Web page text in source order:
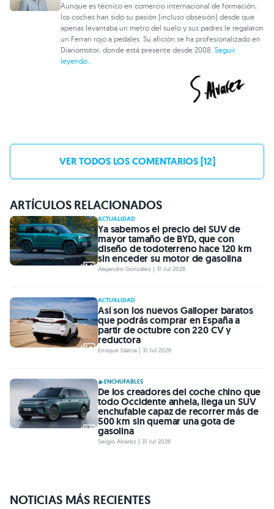
Aunque es técnico en comercio internacional de formación,
los coches han sido su pasión (incluso obsesión) desde que
apenas levantaba un metro del suelo y sus padres le regalaron
un Ferrari rojo a pedales. Su afición se ha profesionalizado en
Diariomotor, donde está presente desde 2008.Seguir
leyendo...
VER TODOS LOS COMENTARIOS [12]
ARTÍCULOS RELACIONADOS
ACTUALIDAD
Ya sabemos el precio del SUV de
mayor tamaño de BYD, que con
diseño de todoterreno hace 120 km
sin enceder su motor de gasolina
Alejandro González | 31 Jul 2026
ACTUALIDAD
Así son los nuevos Galloper baratos
que podrás comprar en España a
partir de octubre con 220 CV y
reductora
Enrique García | 31 Jul 2026
ENCHUFABLES
De los creadores del coche chino que
todo Occidente anhela, llega un SUV
enchufable capaz de recorrer más de
500 km sin quemar una gota de
gasolina
Sergio Álvarez | 31 Jul 2026
NOTICIAS MÁS RECIENTES